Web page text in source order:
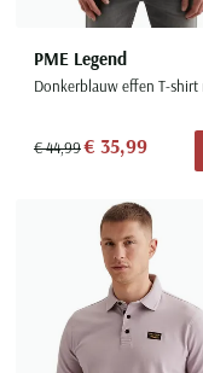
PME Legend
€ 44,99€ 35,99